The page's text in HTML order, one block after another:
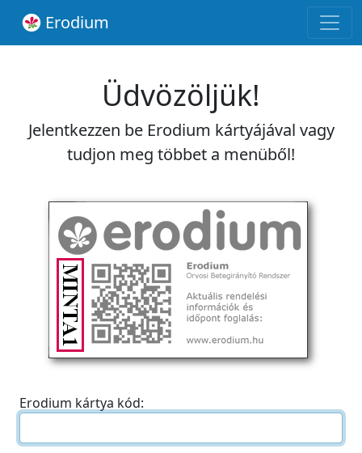
Erodium
Üdvözöljük!
Jelentkezzen be Erodium kártyájával vagy
tudjon meg többet a menüből!
Erodium kártya kód: